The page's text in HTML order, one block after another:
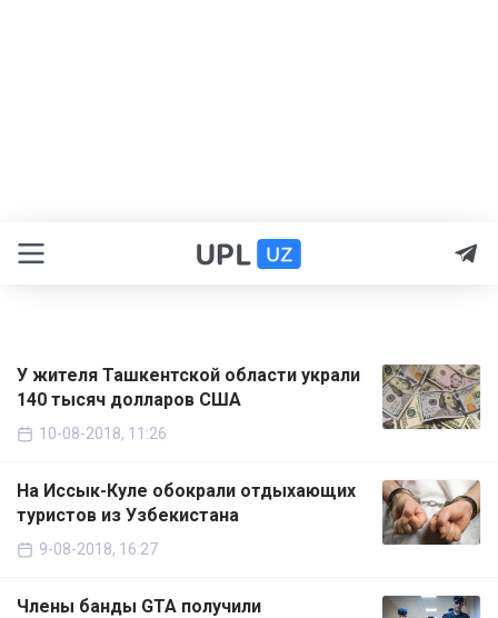
У жителя Ташкентской области украли
140 тысяч долларов США
10-08-2018, 11:26
На Иссык-Куле обокрали отдыхающих
туристов из Узбекистана
9-08-2018, 16:27
Члены банды GTA получили